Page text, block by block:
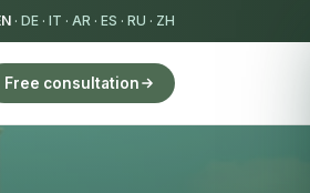
· DE · IT · AR · ES · RU · ZH
Free consultation